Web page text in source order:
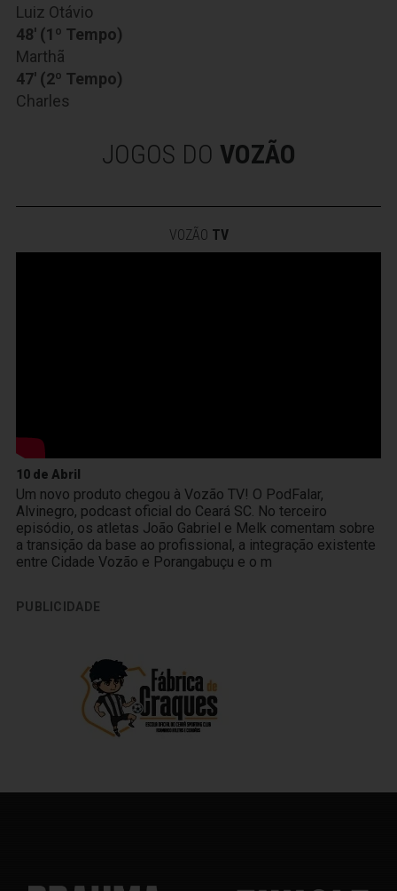
Luiz Otávio
48' (1º Tempo)
Marthã
47' (2º Tempo)
Charles
JOGOS DO VOZÃO
VOZÃO TV
10 de Abril
Um novo produto chegou à Vozão TV! O PodFalar,
Alvinegro, podcast oficial do Ceará SC. No terceiro
episódio, os atletas João Gabriel e Melk comentam sobre
a transição da base ao profissional, a integração existente
entre Cidade Vozão e Porangabuçu e o m
PUBLICIDADE